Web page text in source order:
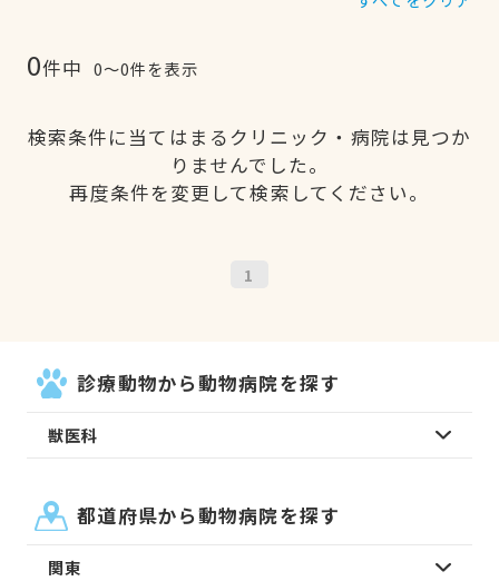
0件中 0〜0件を表示
検索条件に当てはまるクリニック・病院は見つか
りませんでした。
再度条件を変更して検索してください。
1
診療動物から動物病院を探す
獣医科
都道府県から動物病院を探す
関東